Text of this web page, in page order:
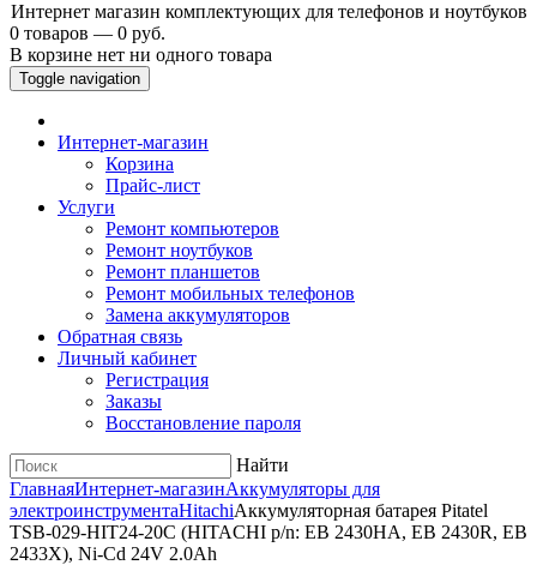
Интернет магазин комплектующих для телефонов и ноутбуков
0 товаров — 0 руб.
В корзине нет ни одного товара
Toggle navigation
Интернет-магазин
Корзина
Прайс-лист
Услуги
Ремонт компьютеров
Ремонт ноутбуков
Ремонт планшетов
Ремонт мобильных телефонов
Замена аккумуляторов
Обратная связь
Личный кабинет
Регистрация
Заказы
Восстановление пароля
Найти
ГлавнаяИнтернет-магазинАккумуляторы для
электроинструментаHitachiАккумуляторная батарея Pitatel
TSB-029-HIT24-20C (HITACHI p/n: EB 2430HA, EB 2430R, EB
2433X), Ni-Cd 24V 2.0Ah